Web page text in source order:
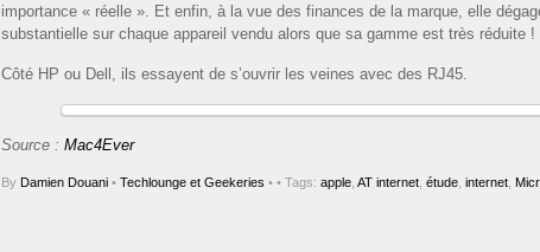
importance « réelle ». Et enfin, à la vue des finances de la marque, elle
substantielle sur chaque appareil vendu alors que sa gamme est très réduite !
Côté HP ou Dell, ils essayent de s’ouvrir les veines avec des RJ45.
Source : Mac4Ever
By Damien Douani • Techlounge et Geekeries • • Tags: apple AT internet étude internet